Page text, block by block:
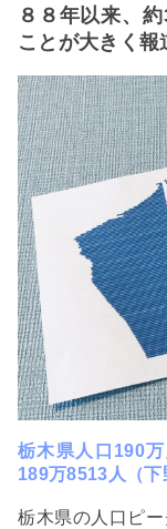
８８年以来、
ことが大きく報
栃木県人口190
189万8513人（下
栃木県の人口ピ